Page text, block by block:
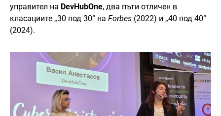
управител на DevHubOne, два пъти отличен в
класациите „30 под 30“ на Forbes (2022) и „40 под 40“
(2024).